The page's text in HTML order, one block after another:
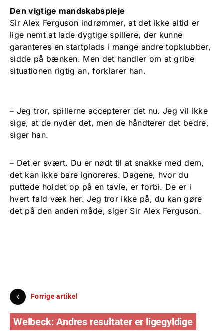
Den vigtige mandskabspleje
Sir Alex Ferguson indrømmer, at det ikke altid er
lige nemt at lade dygtige spillere, der kunne
garanteres en startplads i mange andre topklubber,
sidde på bænken. Men det handler om at gribe
situationen rigtig an, forklarer han.
– Jeg tror, spillerne accepterer det nu. Jeg vil ikke
sige, at de nyder det, men de håndterer det bedre,
siger han.
– Det er svært. Du er nødt til at snakke med dem,
det kan ikke bare ignoreres. Dagene, hvor du
puttede holdet op på en tavle, er forbi. De er i
hvert fald væk her. Jeg tror ikke på, du kan gøre
det på den anden måde, siger Sir Alex Ferguson.
Forrige artikel
Welbeck: Andres resultater er ligegyldige